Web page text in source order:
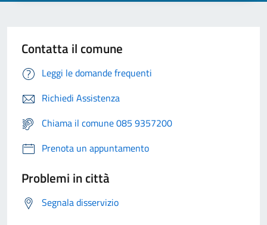
Contatta il comune
Leggi le domande frequenti
Richiedi Assistenza
Chiama il comune 085 9357200
Prenota un appuntamento
Problemi in città
Segnala disservizio